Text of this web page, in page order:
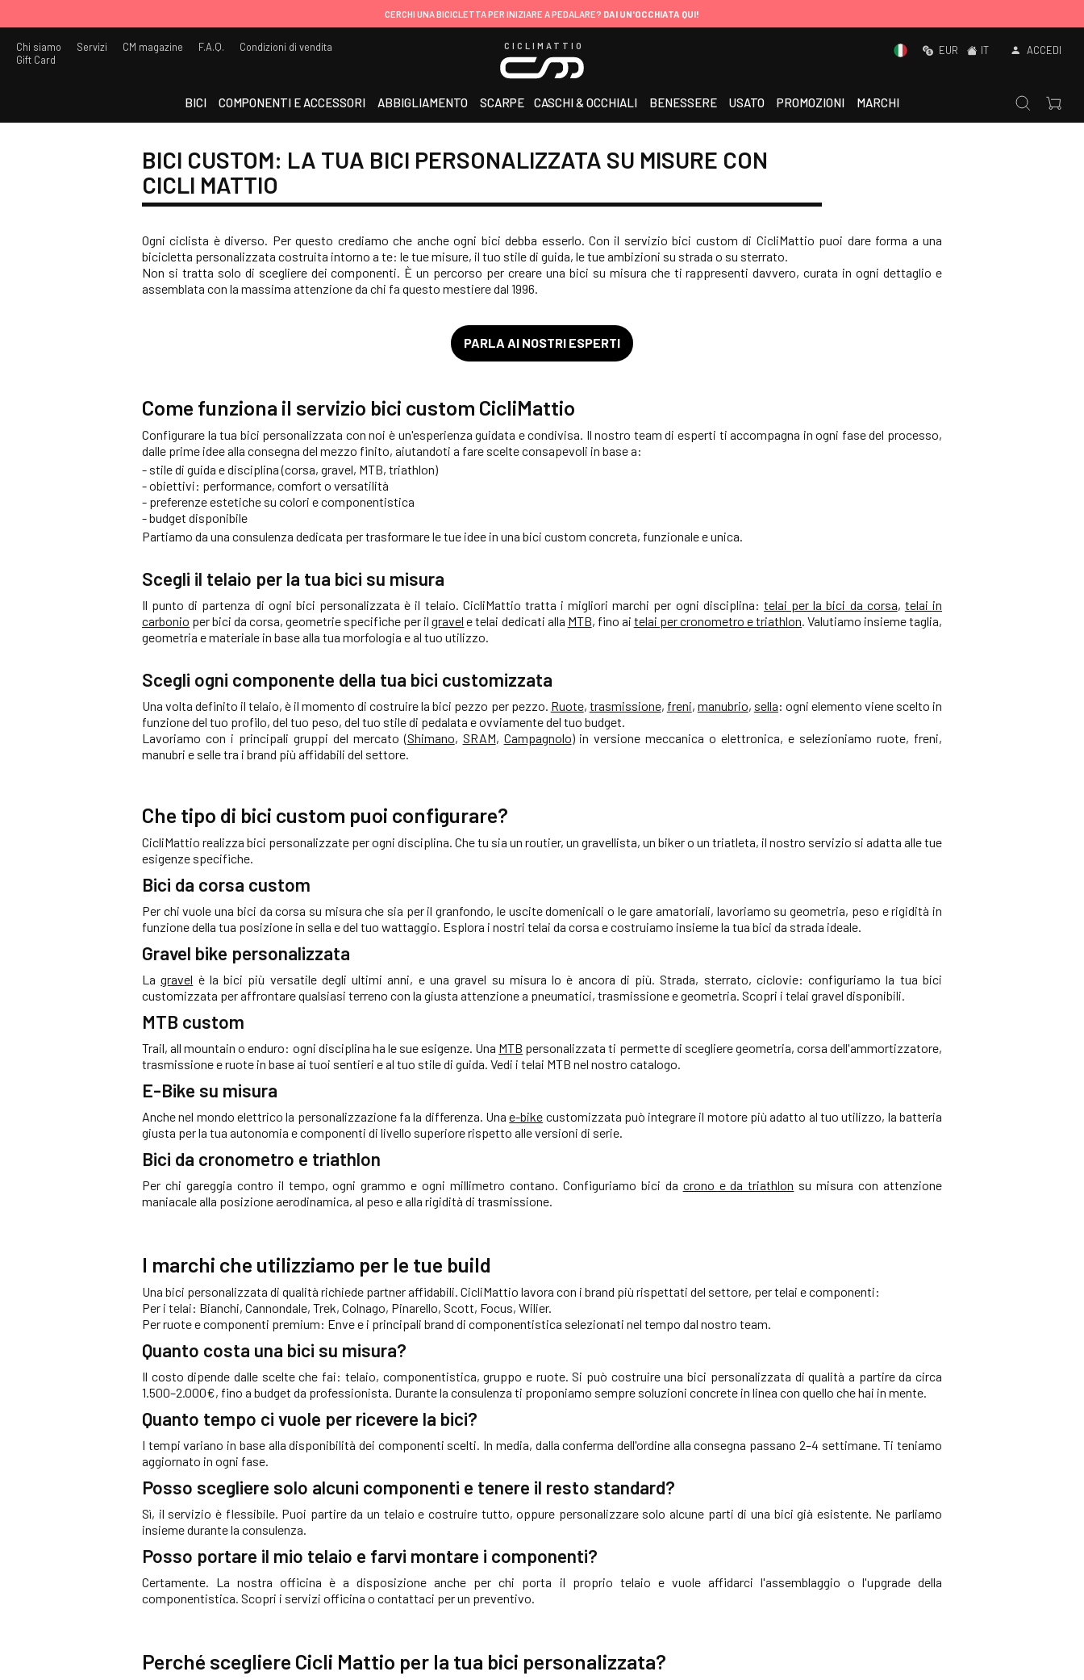
CERCHI UNA BICICLETTA PER INIZIARE A PEDALARE? DAI UN'OCCHIATA QUI!
Chi siamo Servizi CM magazine F.A.Q.
Condizioni di vendita
Gift Card
CICLIMATTIO EUR IT ACCEDI
BICI COMPONENTI E ACCESSORI ABBIGLIAMENTO SCARPE CASCHI & OCCHIALI BENESSERE USATO PROMOZIONI MARCHI
BICI CUSTOM: LA TUA BICI PERSONALIZZATA SU MISURE CON
CICLI MATTIO
Ogni ciclista è diverso. Per questo crediamo che anche ogni bici debba esserlo. Con il servizio bici custom di CicliMattio puoi dare forma a una
bicicletta personalizzata costruita intorno a te: le tue misure, il tuo stile di guida, le tue ambizioni su strada o su sterrato.
Non si tratta solo di scegliere dei componenti. È un percorso per creare una bici su misura che ti rappresenti davvero, curata in ogni dettaglio e
assemblata con la massima attenzione da chi fa questo mestiere dal 1996.
PARLA AI NOSTRI ESPERTI
Come funziona il servizio bici custom CicliMattio
Configurare la tua bici personalizzata con noi è un'esperienza guidata e condivisa. Il nostro team di esperti ti accompagna in ogni fase del processo,
dalle prime idee alla consegna del mezzo finito, aiutandoti a fare scelte consapevoli in base a:
- stile di guida e disciplina (corsa, gravel, MTB, triathlon)
- obiettivi: performance, comfort o versatilità
- preferenze estetiche su colori e componentistica
- budget disponibile
Partiamo da una consulenza dedicata per trasformare le tue idee in una bici custom concreta, funzionale e unica.
Scegli il telaio per la tua bici su misura
Il punto di partenza di ogni bici personalizzata è il telaio. CicliMattio tratta i migliori marchi per ogni disciplina: telai per la bici da corsa, telai in
carbonio per bici da corsa, geometrie specifiche per ilgravel e telai dedicati alla MTB, fino ai telai per cronometro e triathlon. Valutiamo insieme taglia,
geometria e materiale in base alla tua morfologia e al tuo utilizzo.
Scegli ogni componente della tua bici customizzata
Una volta definito il telaio, è il momento di costruire la bici pezzo per pezzo. Ruote, trasmissione, freni, manubrio, sella: ogni elemento viene scelto in
funzione del tuo profilo, del tuo peso, del tuo stile di pedalata e ovviamente del tuo budget.
Lavoriamo con i principali gruppi del mercato (Shimano, SRAM, Campagnolo) in versione meccanica o elettronica, e selezioniamo ruote, freni,
manubri e selle tra i brand più affidabili del settore.
Che tipo di bici custom puoi configurare?
CicliMattio realizza bici personalizzate per ogni disciplina. Che tu sia un routier, un gravellista, un biker o un triatleta, il nostro servizio si adatta alle tue
esigenze specifiche.
Bici da corsa custom
Per chi vuole una bici da corsa su misura che sia per il granfondo, le uscite domenicali o le gare amatoriali, lavoriamo su geometria, peso e rigidità in
funzione della tua posizione in sella e del tuo wattaggio. Esplora i nostri telai da corsa e costruiamo insieme la tua bici da strada ideale.
Gravel bike personalizzata
Lagravel è la bici più versatile degli ultimi anni, e una gravel su misura lo è ancora di più. Strada, sterrato, ciclovie: configuriamo la tua bici
customizzata per affrontare qualsiasi terreno con la giusta attenzione a pneumatici, trasmissione e geometria. Scopri i telai gravel disponibili.
MTB custom
Trail, all mountain o enduro: ogni disciplina ha le sue esigenze. Una MTB personalizzata ti permette di scegliere geometria, corsa dell'ammortizzatore,
trasmissione e ruote in base ai tuoi sentieri e al tuo stile di guida. Vedi i telai MTB nel nostro catalogo.
E-Bike su misura
Anche nel mondo elettrico la personalizzazione fa la differenza. Unae-bike customizzata può integrare il motore più adatto al tuo utilizzo, la batteria
giusta per la tua autonomia e componenti di livello superiore rispetto alle versioni di serie.
Bici da cronometro e triathlon
Per chi gareggia contro il tempo, ogni grammo e ogni millimetro contano. Configuriamo bici da crono e da triathlon su misura con attenzione
maniacale alla posizione aerodinamica, al peso e alla rigidità di trasmissione.
I marchi che utilizziamo per le tue build
Una bici personalizzata di qualità richiede partner affidabili. CicliMattio lavora con i brand più rispettati del settore, per telai e componenti:
Per i telai: Bianchi, Cannondale, Trek, Colnago, Pinarello, Scott, Focus, Wilier.
Per ruote e componenti premium: Enve e i principali brand di componentistica selezionati nel tempo dal nostro team.
Quanto costa una bici su misura?
Il costo dipende dalle scelte che fai: telaio, componentistica, gruppo e ruote. Si può costruire una bici personalizzata di qualità a partire da circa
1.500–2.000€, fino a budget da professionista. Durante la consulenza ti proponiamo sempre soluzioni concrete in linea con quello che hai in mente.
Quanto tempo ci vuole per ricevere la bici?
I tempi variano in base alla disponibilità dei componenti scelti. In media, dalla conferma dell'ordine alla consegna passano 2–4 settimane. Ti teniamo
aggiornato in ogni fase.
Posso scegliere solo alcuni componenti e tenere il resto standard?
Sì, il servizio è flessibile. Puoi partire da un telaio e costruire tutto, oppure personalizzare solo alcune parti di una bici già esistente. Ne parliamo
insieme durante la consulenza.
Posso portare il mio telaio e farvi montare i componenti?
Certamente. La nostra officina è a disposizione anche per chi porta il proprio telaio e vuole affidarci l'assemblaggio o l'upgrade della
componentistica. Scopri i servizi officina o contattaci per un preventivo.
Perché scegliere Cicli Mattio per la tua bici personalizzata?